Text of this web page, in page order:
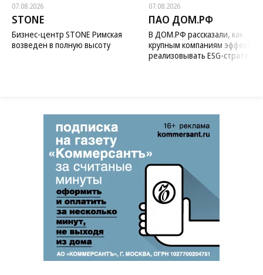
07.08.2026
STONE
Бизнес-центр STONE Римская
возведен в полную высоту
07.08.2026
ПАО ДОМ.РФ
В ДОМ.РФ рассказали, как
крупным компаниям
реализовывать ESG-стратегию